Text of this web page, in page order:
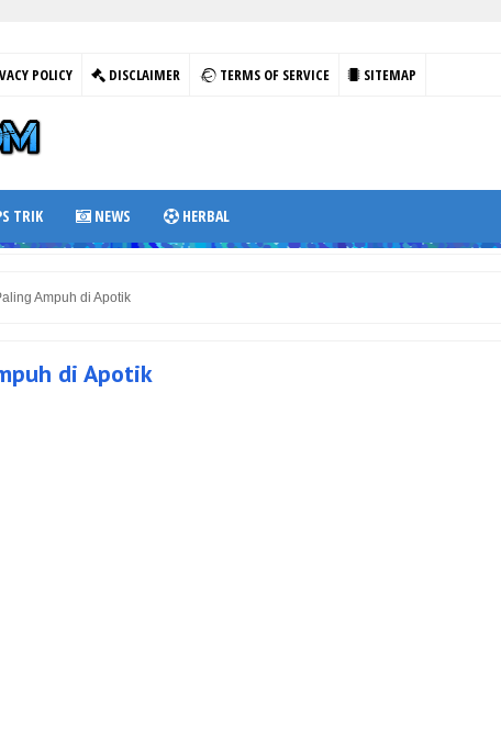
POLICY DISCLAIMER TERMS OF SERVICE SITEMAP
TRIK NEWS HERBAL
Ampuh di Apotik
di Apotik